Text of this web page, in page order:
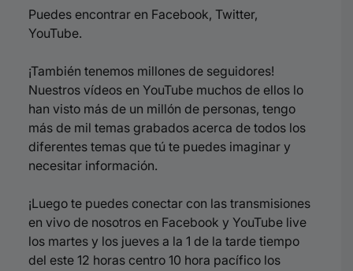
Puedes encontrar en Facebook, Twitter,
YouTube.
¡También tenemos millones de seguidores!
Nuestros vídeos en YouTube muchos de ellos lo
han visto más de un millón de personas, tengo
más de mil temas grabados acerca de todos los
diferentes temas que tú te puedes imaginar y
necesitar información.
¡Luego te puedes conectar con las transmisiones
en vivo de nosotros en Facebook y YouTube live
los martes y los jueves a la 1 de la tarde tiempo
del este 12 horas centro 10 hora pacífico los